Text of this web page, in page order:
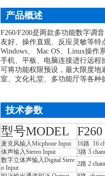
产品概述
F260/F200是两款多功能数字调
友好、操作直观、反应灵敏等特
Windows、 Mac OS、Linux操
手机、平板、电脑连接进行远程
可将功能权限预设，最大限度地
室、文化礼堂、多功能厅等各种
技术参数
型号MODEL F260
麦克风输入Micphone Input 16路 16
体声输入Stereo Input
3路 3
数字立体声输入Digital Stere
o Input
2路 2